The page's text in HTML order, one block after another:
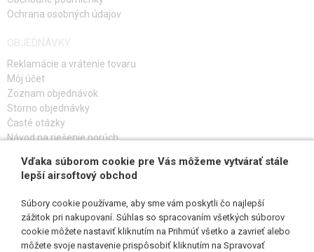
Ochrana osobných údajov
OBJEDNÁVKY
Reklamácie a vrátenie tovaru
Môj účet
Zoznam objednávok
Storno objednávky
Časté otázky
Návod na riešenie porúch
PRIHLÁS SA K ODBERU
SLEDUJ NÁS
Vďaka súborom cookie pre Vás môžeme vytvárať stále
lepší airsoftový obchod
Súbory cookie používame, aby sme vám poskytli čo najlepší
zážitok pri nakupovaní. Súhlas so spracovaním všetkých súborov
cookie môžete nastaviť kliknutím na Prihmúť všetko a zavrieť alebo
môžete svoje nastavenie prispôsobiť kliknutím na Spravovať